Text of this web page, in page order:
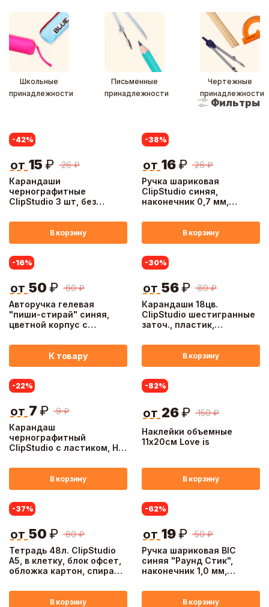
Школьные
принадлежности
Письменные
принадлежности
Чертежные
принадлежности
Фильтры
Карандаши
чернографитные
ClipStudio 3 шт, без
трехгранный корпус,
-42%
26 ₽
от 15 ₽
В корзину
Ручка шариковая
ClipStudio синяя,
наконечник 0,7 мм,
-38%
26 ₽
от 16₽
В корзину
Авторучка гелевая
"пиши-стирай" синяя,
цветной корпус с
дизайна
-16%
60 ₽
от 50 ₽
К товару
Карандаши 18цв.
ClipStudio шестигранные
заточ., пластик,
карт.коробке
-30%
80 ₽
от 56₽
В корзину
Карандаш
чернографитный
ClipStudio с ластиком, HB,
корпус под черное
-22%
9 ₽
от 7 ₽
В корзину
Наклейки объемные
11х20см Love is
-82%
150 ₽
от 26₽
В корзину
Тетрадь 48л. ClipStudio
А5, в клетку, блок офсет,
обложка картон, спираль
-37%
80 ₽
от 50 ₽
В корзину
Ручка шариковая BIC
синяя "Раунд Стик",
наконечник 1,0 мм,
-62%
50 ₽
от 19₽
В корзину